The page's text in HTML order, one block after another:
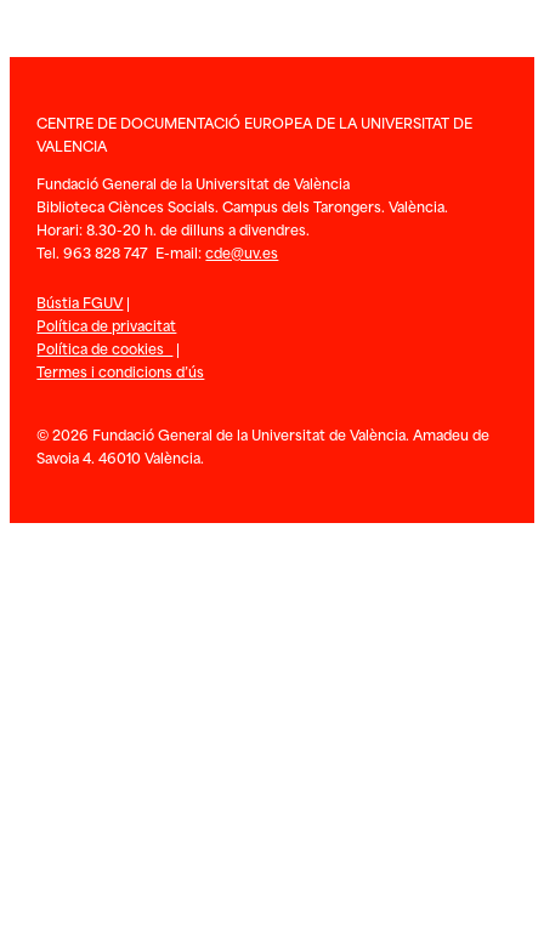
CENTRE DE DOCUMENTACIÓ EUROPEA DE LA UNIVERSITAT DE
VALENCIA
Fundació General de la Universitat de València
Biblioteca Ciènces Socials. Campus dels Tarongers. València.
Horari: 8.30-20 h. de dilluns a divendres.
Tel. 963 828 747 E-mail:cde@uv.es
Bústia FGUV|
Política de privacitat
Política de cookies |
Termes i condicions d’ús
© 2026 Fundació General de la Universitat de València. Amadeu de
Savoia 4. 46010 València.